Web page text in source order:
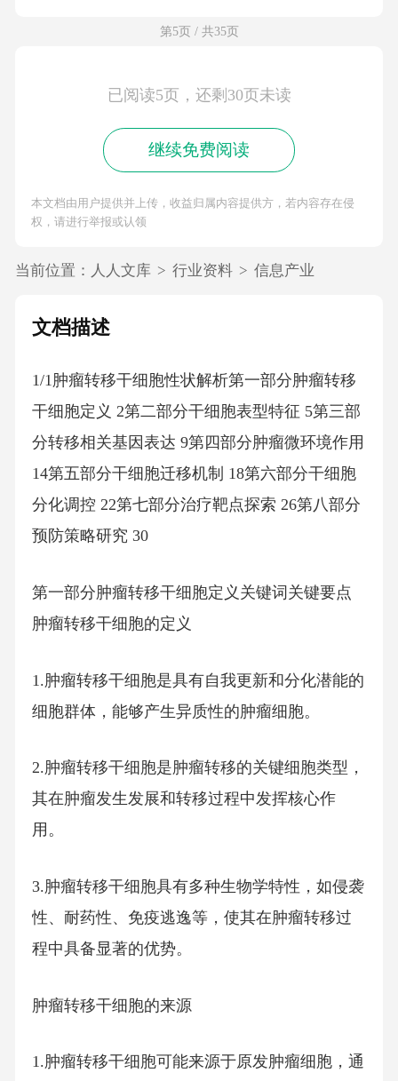
第5页 / 共35页
已阅读5页，还剩30页未读
继续免费阅读
本文档由用户提供并上传，收益归属内容提供方，若内容存在侵
权，请进行举报或认领
当前位置： 人人文库 > 行业资料 > 信息产业
文档描述
1/1肿瘤转移干细胞性状解析第一部分肿瘤转移
干细胞定义 2第二部分干细胞表型特征 5第三部
分转移相关基因表达 9第四部分肿瘤微环境作用
14第五部分干细胞迁移机制 18第六部分干细胞
分化调控 22第七部分治疗靶点探索 26第八部分
预防策略研究 30
第一部分肿瘤转移干细胞定义关键词关键要点
肿瘤转移干细胞的定义
1.肿瘤转移干细胞是具有自我更新和分化潜能的
细胞群体，能够产生异质性的肿瘤细胞。
2.肿瘤转移干细胞是肿瘤转移的关键细胞类型，
其在肿瘤发生发展和转移过程中发挥核心作
用。
3.肿瘤转移干细胞具有多种生物学特性，如侵袭
性、耐药性、免疫逃逸等，使其在肿瘤转移过
程中具备显著的优势。
肿瘤转移干细胞的来源
1.肿瘤转移干细胞可能来源于原发肿瘤细胞，通